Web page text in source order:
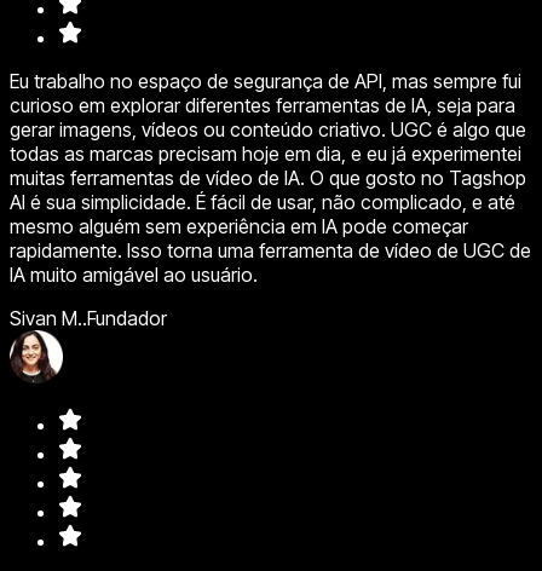
Eu trabalho no espaço de segurança de API, mas sempre fui
curioso em explorar diferentes ferramentas de IA, seja para
gerar imagens, vídeos ou conteúdo criativo. UGC é algo que
todas as marcas precisam hoje em dia, e eu já experimentei
muitas ferramentas de vídeo de IA. O que gosto no Tagshop
AI é sua simplicidade. É fácil de usar, não complicado, e até
mesmo alguém sem experiência em IA pode começar
rapidamente. Isso torna uma ferramenta de vídeo de UGC de
IA muito amigável ao usuário.
Sivan M..Fundador